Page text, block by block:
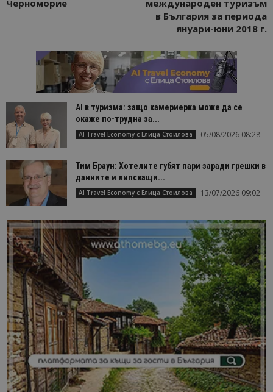
Черноморие
международен туризъм
в България за периода
януари-юни 2018 г.
AI в туризма: защо камериерка може да се
окаже по-трудна за...
AI Travel Economy с Елица Стоилова 05/08/2026 08:28
Тим Браун: Хотелите губят пари заради грешки в
данните и липсващи...
AI Travel Economy с Елица Стоилова 13/07/2026 09:02